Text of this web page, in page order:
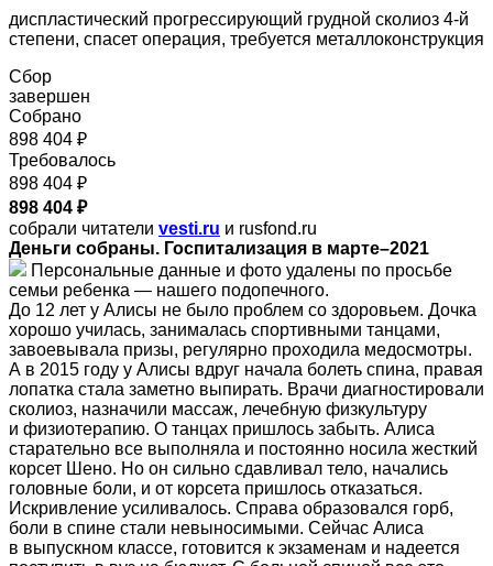
диспластический прогрессирующий грудной сколиоз 4-й
степени, спасет операция, требуется металлоконструкция
Сбор
завершен
Собрано
898 404 ₽
Требовалось
898 404 ₽
898 404 ₽
собрали читатели vesti.ru и rusfond.ru
Деньги собраны. Госпитализация в марте–2021
Персональные данные и фото удалены по просьбе
семьи ребенка — нашего подопечного.
До 12 лет у Алисы не было проблем со здоровьем. Дочка
хорошо училась, занималась спортивными танцами,
завоевывала призы, регулярно проходила медосмотры.
А в 2015 году у Алисы вдруг начала болеть спина, правая
лопатка стала заметно выпирать. Врачи диагностировали
сколиоз, назначили массаж, лечебную физкультуру
и физиотерапию. О танцах пришлось забыть. Алиса
старательно все выполняла и постоянно носила жесткий
корсет Шено. Но он сильно сдавливал тело, начались
головные боли, и от корсета пришлось отказаться.
Искривление усиливалось. Справа образовался горб,
боли в спине стали невыносимыми. Сейчас Алиса
в выпускном классе, готовится к экзаменам и надеется